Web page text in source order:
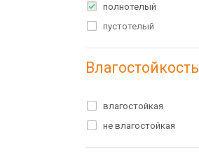
полнотелый
пустотелый
Влагостойкость
влагостойкая
не влагостойкая